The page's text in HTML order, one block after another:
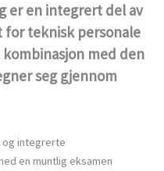
er en integrert del av
for teknisk personale
med den
seg gjennom
integrerte
en muntlig eksamen